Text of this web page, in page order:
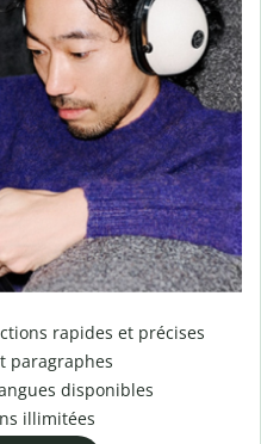
rapides et précises
paragraphes
disponibles
illimitées